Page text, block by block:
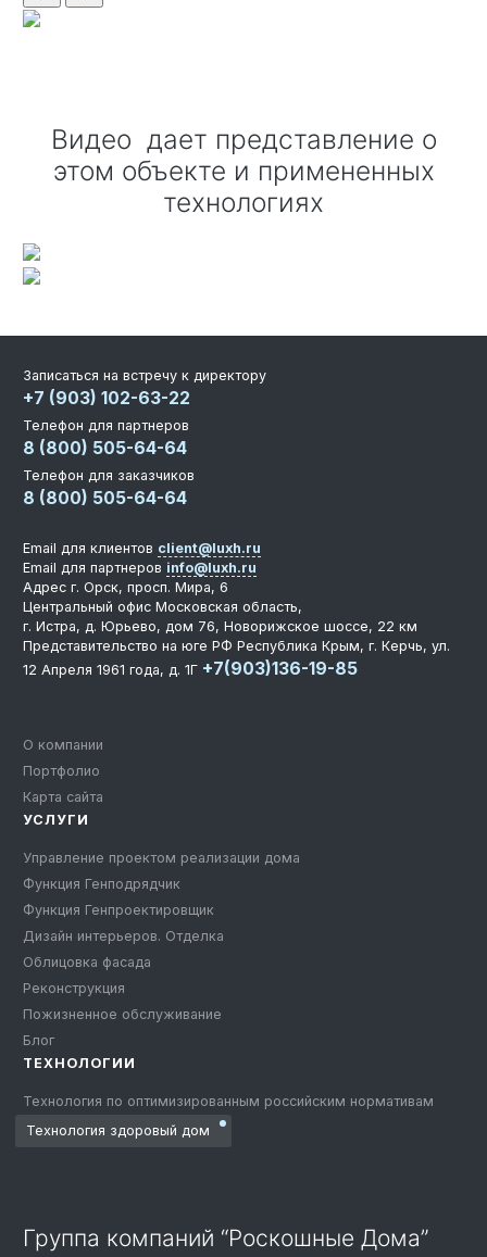
Видео дает представление о
этом объекте и примененных
технологиях
Записаться на встречу к директору
+7 (903) 102-63-22
Телефон для партнеров
8 (800) 505-64-64
Телефон для заказчиков
8 (800) 505-64-64
О компании
Портфолио
Карта сайта
УСЛУГИ
Управление проектом реализации дома
Функция Генподрядчик
Функция Генпроектировщик
Дизайн интерьеров. Отделка
Облицовка фасада
Реконструкция
Пожизненное обслуживание
Блог
ТЕХНОЛОГИИ
Технология по оптимизированным российским нормативам
Технология здоровый дом
Email для клиентов client@luxh.ru
Email для партнеров info@luxh.ru
Адрес г. Орск, просп. Мира, 6
Центральный офис Московская область,
г. Истра, д. Юрьево, дом 76, Новорижское шоссе, 22 км
Представительство на юге РФ Республика Крым, г. Керчь, ул.
12 Апреля 1961 года, д. 1Г +7(903)136-19-85
Группа компаний “Роскошные Дома”